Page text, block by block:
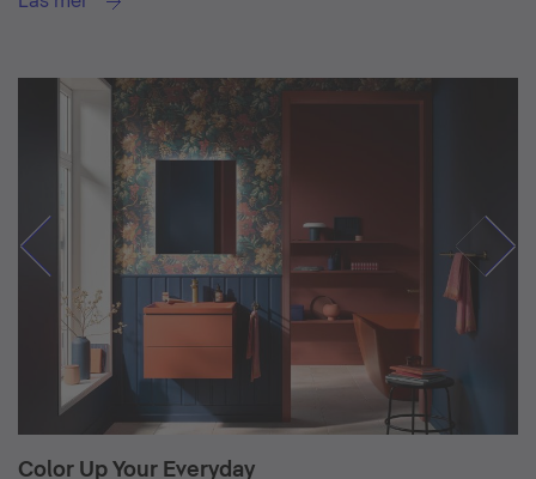
Color Up Your Everyday